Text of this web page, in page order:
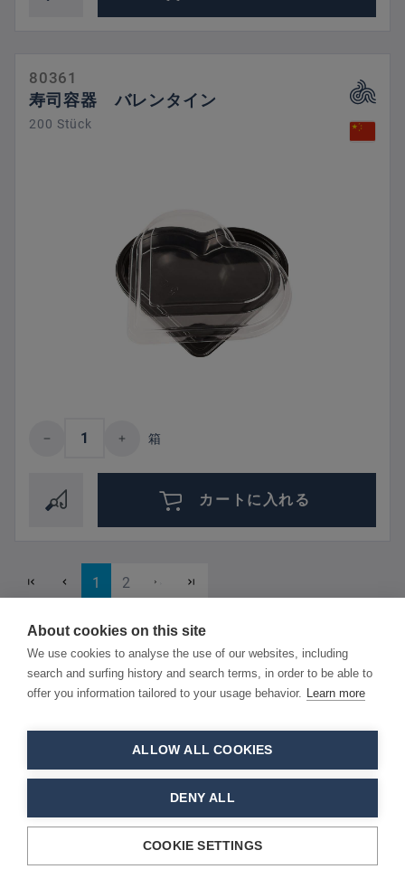
80361
寿司容器 バレンタイン
200 Stück
Product Quantity: Enter the desired
箱
カートに入れる
Page
1 Page
2
品揃えのハイライト
お問い合わせ＆法的事項
About cookies on this site
We use cookies to analyse the use of our websites, including
search and surfing history and search terms, in order to be able to
offer you information tailored to your usage behavior. Learn more
ALLOW ALL COOKIES
DENY ALL
COOKIE SETTINGS